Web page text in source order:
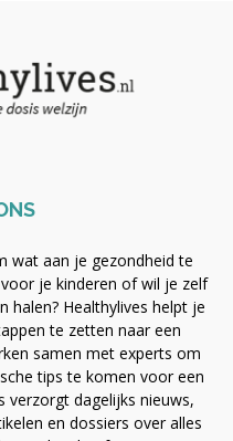
wat aan je gezondheid te
je kinderen of wil je zelf
halen? Healthylives helpt je
te zetten naar een
samen met experts om
tips te komen voor een
verzorgt dagelijks nieuws,
en dossiers over alles